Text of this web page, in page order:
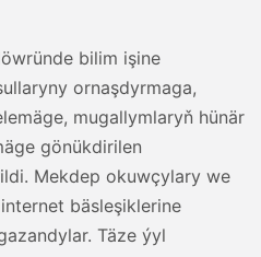
bilim işine
ornaşdyrmaga,
mugallymlaryň hünär
gönükdirilen
Mekdep okuwçylary we
bäsleşiklerine
Täze ýyl